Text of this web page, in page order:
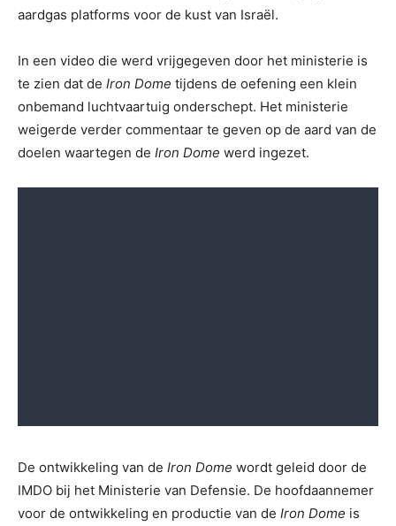
aardgas platforms voor de kust van Israël.
In een video die werd vrijgegeven door het ministerie is
te zien dat de Iron Dome tijdens de oefening een klein
onbemand luchtvaartuig onderschept. Het ministerie
weigerde verder commentaar te geven op de aard van de
doelen waartegen de Iron Dome werd ingezet.
De ontwikkeling van de Iron Dome wordt geleid door de
IMDO bij het Ministerie van Defensie. De hoofdaannemer
voor de ontwikkeling en productie van de Iron Dome is